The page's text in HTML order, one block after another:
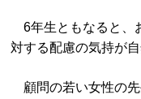
6年生ともなると、
対する配慮の気持が
顧問の若い女性の